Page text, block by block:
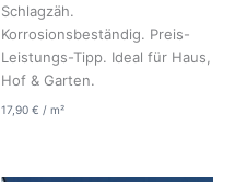
Schlagzäh.
Korrosionsbeständig. Preis-
Leistungs-Tipp. Ideal für Haus,
Hof & Garten.
17,90 € / m²